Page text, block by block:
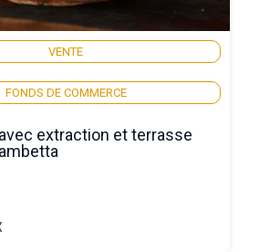
VENTE
FONDS DE COMMERCE
extraction et terrasse